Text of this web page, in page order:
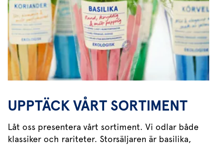
UPPTÄCK VÅRT SORTIMENT
Låt oss presentera vårt sortiment. Vi odlar både
klassiker och rariteter. Storsäljaren är basilika,